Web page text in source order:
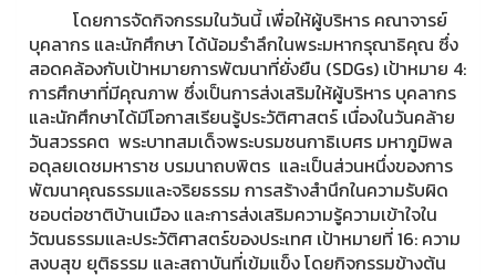
โดยการจัดกิจกรรมในวันนี้ เพื่อให้ผู้บริหาร คณาจารย์
บุคลากร และนักศึกษา ได้น้อมรำลึกในพระมหากรุณาธิคุณ ซึ่ง
สอดคล้องกับเป้าหมายการพัฒนาที่ยั่งยืน (SDGs) เป้าหมาย 4:
การศึกษาที่มีคุณภาพ ซึ่งเป็นการส่งเสริมให้ผู้บริหาร บุคลากร
และนักศึกษาได้มีโอกาสเรียนรู้ประวัติศาสตร์ เนื่องในวันคล้าย
วันสวรรคต พระบาทสมเด็จพระบรมชนกาธิเบศร มหาภูมิพล
อดุลยเดชมหาราช บรมนาถบพิตร และเป็นส่วนหนึ่งของการ
พัฒนาคุณธรรมและจริยธรรม การสร้างสำนึกในความรับผิด
ชอบต่อชาติบ้านเมือง และการส่งเสริมความรู้ความเข้าใจใน
วัฒนธรรมและประวัติศาสตร์ของประเทศ เป้าหมายที่ 16: ความ
สงบสุข ยุติธรรม และสถาบันที่เข้มแข็ง โดยกิจกรรมข้างต้น